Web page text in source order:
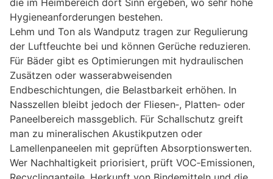
die im Heimbereich dort Sinn ergeben, wo sehr hohe
Hygieneanforderungen bestehen.
Lehm und Ton als Wandputz tragen zur Regulierung
der Luftfeuchte bei und können Gerüche reduzieren.
Für Bäder gibt es Optimierungen mit hydraulischen
Zusätzen oder wasserabweisenden
Endbeschichtungen, die Belastbarkeit erhöhen. In
Nasszellen bleibt jedoch der Fliesen‑, Platten‑ oder
Paneelbereich massgeblich. Für Schallschutz greift
man zu mineralischen Akustikputzen oder
Lamellenpaneelen mit geprüften Absorptionswerten.
Wer Nachhaltigkeit priorisiert, prüft VOC‑Emissionen,